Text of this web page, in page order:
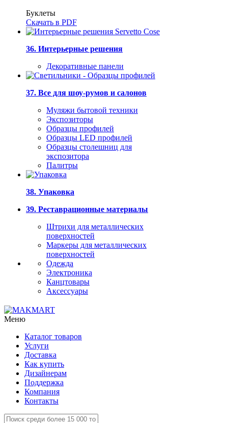
Буклеты
Скачать в PDF
36. Интерьерные решения
Декоративные панели
37. Все для шоу-румов и салонов
Муляжи бытовой техники
Экспозиторы
Образцы профилей
Образцы LED профилей
Образцы столешниц для
экспозитора
Палитры
38. Упаковка
39. Реставрационные материалы
Штрихи для металлических
поверхностей
Маркеры для металлических
поверхностей
Одежда
Электроника
Канцтовары
Аксессуары
Меню
Каталог товаров
Услуги
Доставка
Как купить
Дизайнерам
Поддержка
Компания
Контакты